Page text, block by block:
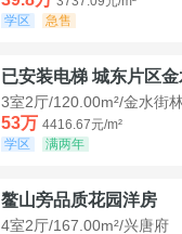
学区
急售
3室2厅/120.00m²/金水街
53万 4416.67元/m²
学区
满两年
鳌山旁品质花园洋房
4室2厅/167.00m²/兴唐府